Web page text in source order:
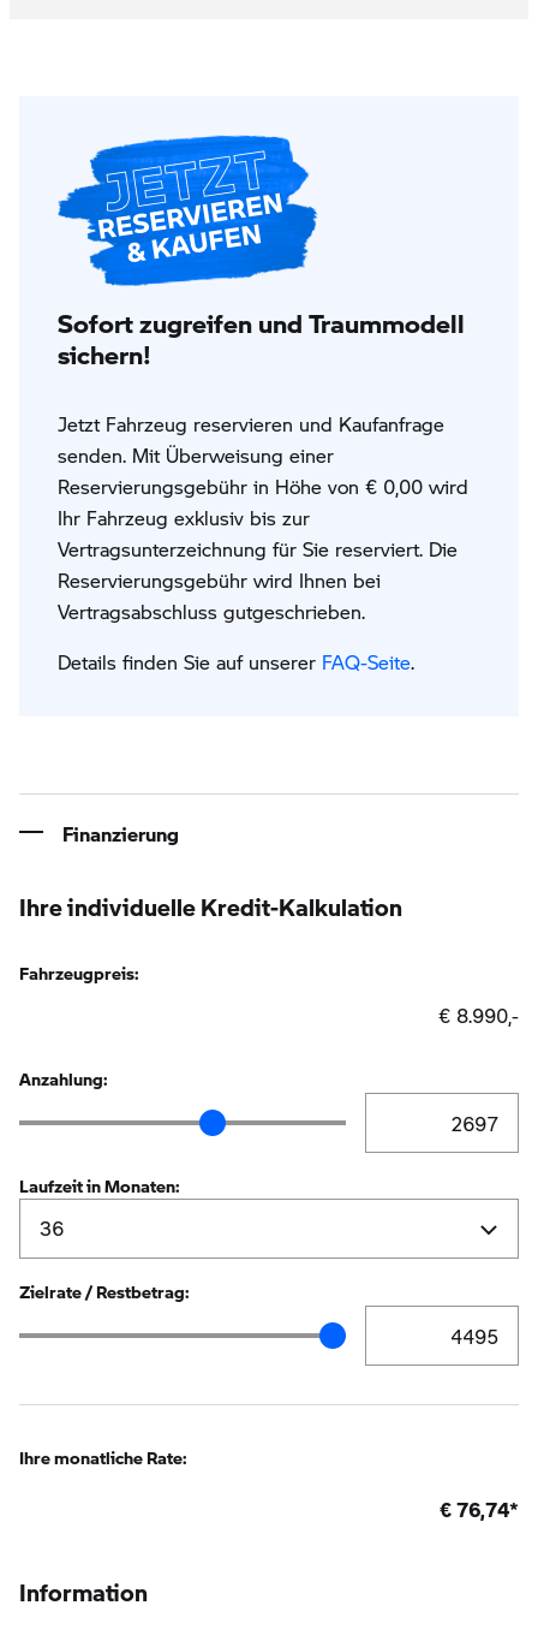
Sofort zugreifen und Traummodell
sichern!
Jetzt Fahrzeug reservieren und Kaufanfrage
senden. Mit Überweisung einer
Reservierungsgebühr in Höhe von € 0,00 wird
Ihr Fahrzeug exklusiv bis zur
Vertragsunterzeichnung für Sie reserviert. Die
Reservierungsgebühr wird Ihnen bei
Vertragsabschluss gutgeschrieben.
Details finden Sie auf unserer FAQ-Seite.
Finanzierung
Ihre individuelle Kredit-Kalkulation
Fahrzeugpreis:
€ 8.990,-
Anzahlung:
Anzahlung Schieberegler
Laufzeit in Monaten:
Zielrate / Restbetrag:
Zielrate / Restbetrag Schieberegler
Ihre monatliche Rate:
€76,74*
Information